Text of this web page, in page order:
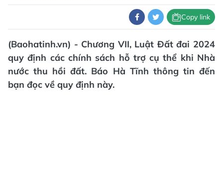
Copy link
(Baohatinh.vn) - Chương VII, Luật Đất đai 2024
quy định các chính sách hỗ trợ cụ thể khi Nhà
nước thu hồi đất. Báo Hà Tĩnh thông tin đến
bạn đọc về quy định này.